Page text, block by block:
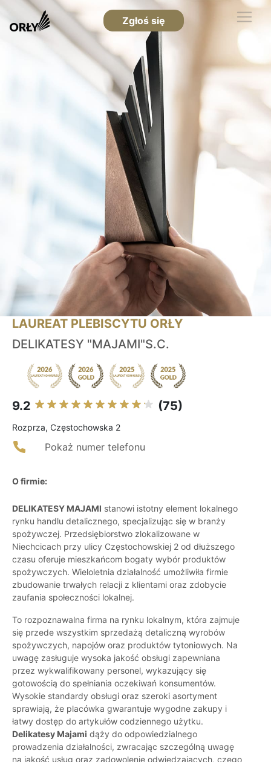
Zgłoś się
LAUREAT PLEBISCYTU ORŁY
DELIKATESY "MAJAMI"S.C.
9.2 (75)
Rozprza, Częstochowska 2
Pokaż numer telefonu
O firmie:
DELIKATESY MAJAMI stanowi istotny element lokalnego
rynku handlu detalicznego, specjalizując się w branży
spożywczej. Przedsiębiorstwo zlokalizowane w
Niechcicach przy ulicy Częstochowskiej 2 od dłuższego
czasu oferuje mieszkańcom bogaty wybór produktów
spożywczych. Wieloletnia działalność umożliwiła firmie
zbudowanie trwałych relacji z klientami oraz zdobycie
zaufania społeczności lokalnej.
To rozpoznawalna firma na rynku lokalnym, która zajmuje
się przede wszystkim sprzedażą detaliczną wyrobów
spożywczych, napojów oraz produktów tytoniowych. Na
uwagę zasługuje wysoka jakość obsługi zapewniana
przez wykwalifikowany personel, wykazujący się
gotowością do spełniania oczekiwań konsumentów.
Wysokie standardy obsługi oraz szeroki asortyment
sprawiają, że placówka gwarantuje wygodne zakupy i
łatwy dostęp do artykułów codziennego użytku.
Delikatesy Majami dąży do odpowiedzialnego
prowadzenia działalności, zwracając szczególną uwagę
na jakość usług oraz zadowolenie odwiedzających, czego